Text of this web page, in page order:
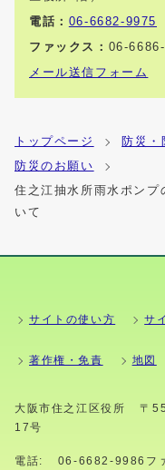
電話： 06-6682-9975
ファックス： 06-
メール送信フォーム
トップページ 防災・
防災のお願い
住之江抽水所雨水ポンプ
いて
サイトの使い方 サ
著作権・免責 地図
大阪市住之江区役所
〒
17号
電話: 06-6682-9986 フ